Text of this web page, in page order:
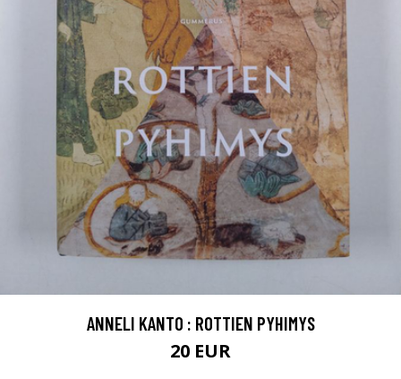
ANNELI KANTO : ROTTIEN PYHIMYS
20 EUR